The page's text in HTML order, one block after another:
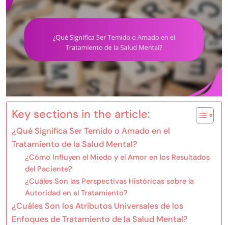
Key sections in the article:
¿Qué Significa Ser Temido o Amado en el
Tratamiento de la Salud Mental?
¿Cómo Influyen el Miedo y el Amor en los Resultados
del Paciente?
¿Cuáles Son las Perspectivas Históricas sobre la
Autoridad en el Tratamiento?
¿Cuáles Son los Atributos Universales de los
Enfoques de Tratamiento de la Salud Mental?